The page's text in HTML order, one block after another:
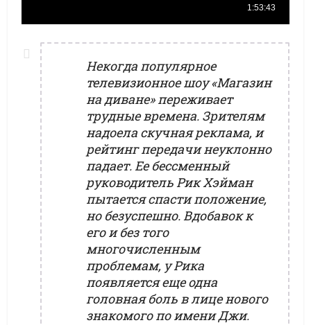
Некогда популярное
телевизионное шоу «Магазин
на диване» переживает
трудные времена. Зрителям
надоела скучная реклама, и
рейтинг передачи неуклонно
падает. Ее бессменный
руководитель Рик Хэйман
пытается спасти положение,
но безуспешно. Вдобавок к
его и без того
многочисленным
проблемам, у Рика
появляется еще одна
головная боль в лице нового
знакомого по имени Джи.